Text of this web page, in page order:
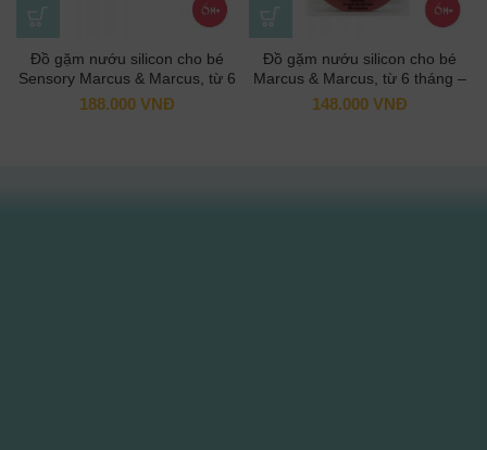
Đồ gặm nướu silicon cho bé
Sensory Marcus & Marcus, từ 6
tháng – Marcus
188.000 VNĐ
Đồ gặm nướu silicon cho bé
Marcus & Marcus, từ 6 tháng –
Marcus
148.000 VNĐ